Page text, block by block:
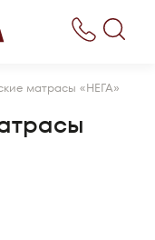
матрасы «НЕГА»